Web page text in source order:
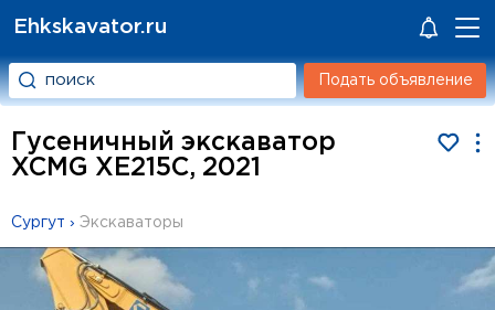
Ehkskavator.ru
Подать объявление
Гусеничный экскаватор
XCMG XE215C, 2021
Сургут › Экскаваторы